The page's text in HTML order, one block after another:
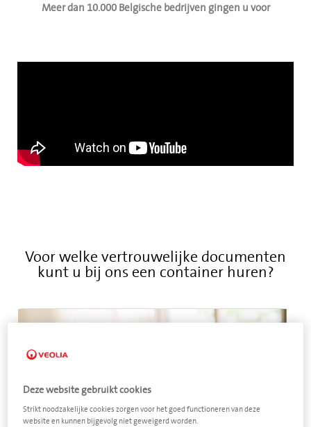
Meer dan 10.000 Belgische bedrijven gingen u voor
Voor welke vertrouwelijke documenten
kunt u bij ons een container huren?
Deze website gebruikt cookies
Strikt noodzakelijke cookies zorgen voor het goed functioneren van deze
website en kunnen bijgevolg niet geweigerd worden.